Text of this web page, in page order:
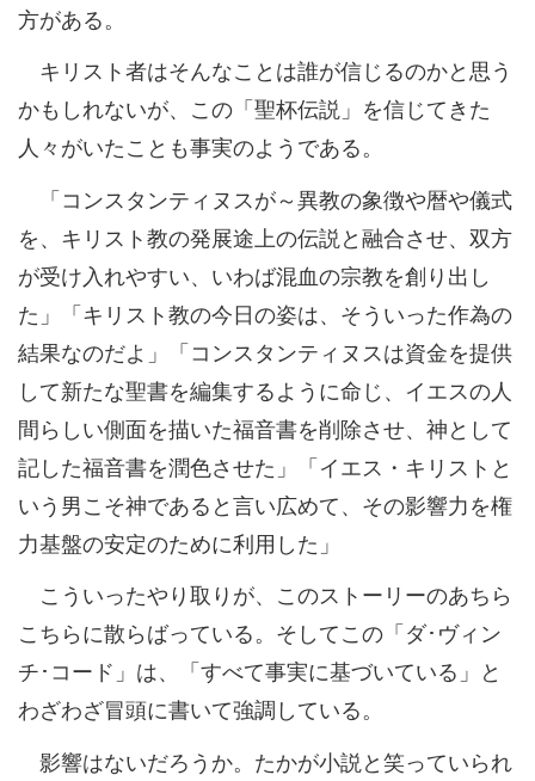
方がある。
キリスト者はそんなことは誰が信じるのかと思う
かもしれないが、この「聖杯伝説」を信じてきた
人々がいたことも事実のようである。
「コンスタンティヌスが～異教の象徴や暦や儀式
を、キリスト教の発展途上の伝説と融合させ、双方
が受け入れやすい、いわば混血の宗教を創り出し
た」「キリスト教の今日の姿は、そういった作為の
結果なのだよ」「コンスタンティヌスは資金を提供
して新たな聖書を編集するように命じ、イエスの人
間らしい側面を描いた福音書を削除させ、神として
記した福音書を潤色させた」「イエス・キリストと
いう男こそ神であると言い広めて、その影響力を権
力基盤の安定のために利用した」
こういったやり取りが、このストーリーのあちら
こちらに散らばっている。そしてこの「ダ･ヴィン
チ･コード」は、「すべて事実に基づいている」と
わざわざ冒頭に書いて強調している。
影響はないだろうか。たかが小説と笑っていられ